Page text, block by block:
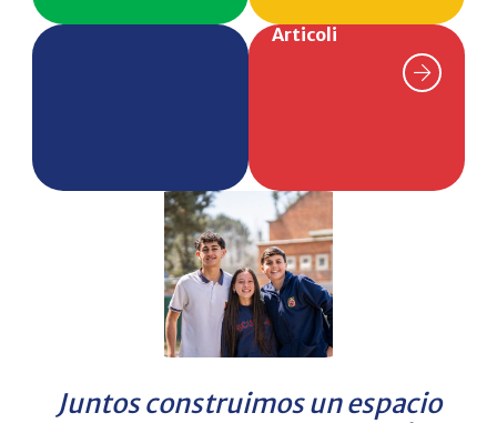
Articoli
Juntos construimos un espacio